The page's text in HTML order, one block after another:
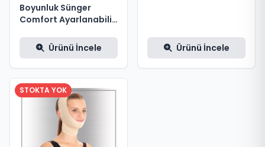
Boyunluk Sünger
Comfort Ayarlanabilir
Ürünü İncele
Ürünü İncele
STOKTA YOK